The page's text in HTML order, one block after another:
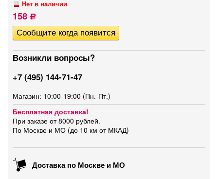
Нет в наличии
158 Р
Возникли вопросы?
+7 (495) 144-71-47
Магазин: 10:00-19:00 (Пн.-Пт.)
Бесплатная доставка!
При заказе от 8000 рублей.
По Москве и МО (до 10 км от МКАД)
Доставка по Москве и МО